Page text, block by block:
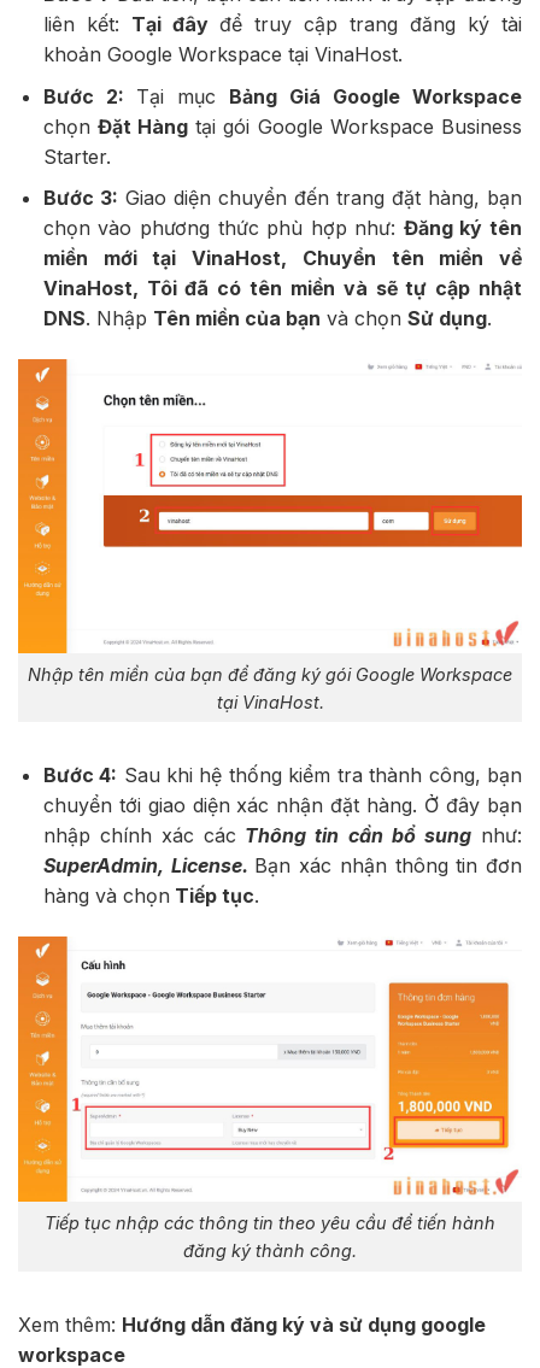
liên kết: Tại đâyđể truy cập trang đăng ký tài
khoản Google Workspace tại VinaHost.
Bước 2: Tại mục Bảng Giá Google Workspace
chọn Đặt Hàng tại gói Google Workspace Business
Starter.
Bước 3: Giao diện chuyển đến trang đặt hàng, bạn
chọn vào phương thức phù hợp như: Đăng ký tên
miền mới tại VinaHost, Chuyển tên miền về
VinaHost, Tôi đã có tên miền và sẽ tự cập nhật
DNS. Nhập Tên miền của bạn và chọn Sử dụng.
Nhập tên miền của bạn để đăng ký gói Google Workspace
tại VinaHost.
Bước 4: Sau khi hệ thống kiểm tra thành công, bạn
chuyển tới giao diện xác nhận đặt hàng. Ở đây bạn
nhập chính xác các Thông tin cần bổ sungnhư:
SuperAdmin, License. Bạn xác nhận thông tin đơn
hàng và chọn Tiếp tục.
Tiếp tục nhập các thông tin theo yêu cầu để tiến hành
đăng ký thành công.
Xem thêm: Hướng dẫn đăng ký và sử dụng google
workspace